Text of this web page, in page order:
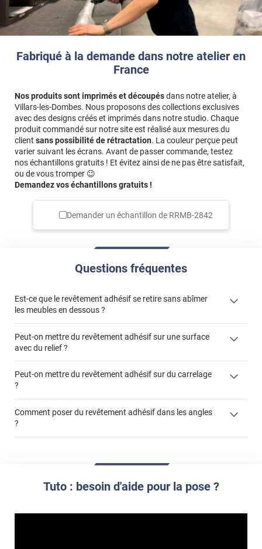
Fabriqué à la demande dans notre atelier en
France
Nos produits sont imprimés et découpésdans notre atelier, à
Villars-les-Dombes. Nous proposons des collections exclusives
avec des designs créés et imprimés dans notre studio. Chaque
produit commandé sur notre site est réalisé aux mesures du
client sans possibilité de rétractation. La couleur perçue peut
varier suivant les écrans. Avant de passer commande, testez
nos échantillons gratuits ! Et évitez ainsi de ne pas être satisfait,
ou de vous tromper 😉
Demandez vos échantillons gratuits !
Demander un échantillon de RRMB-2842
Questions fréquentes
Est-ce que le revêtement adhésif se retire sans abîmer
les meubles en dessous ?
colle
Peut-on mettre du revêtement adhésif sur une surface
avec du relief ?
Peut-on mettre du revêtement adhésif sur du carrelage
?
Commander à la taille des carreaux et réappliquer un joint
propre par dessus
Comment poser du revêtement adhésif dans les angles
?
cm, vous devez saisir64 x 84 cm (60+2+2 et 80+2+2).
Tuto : besoin d'aide pour la pose ?